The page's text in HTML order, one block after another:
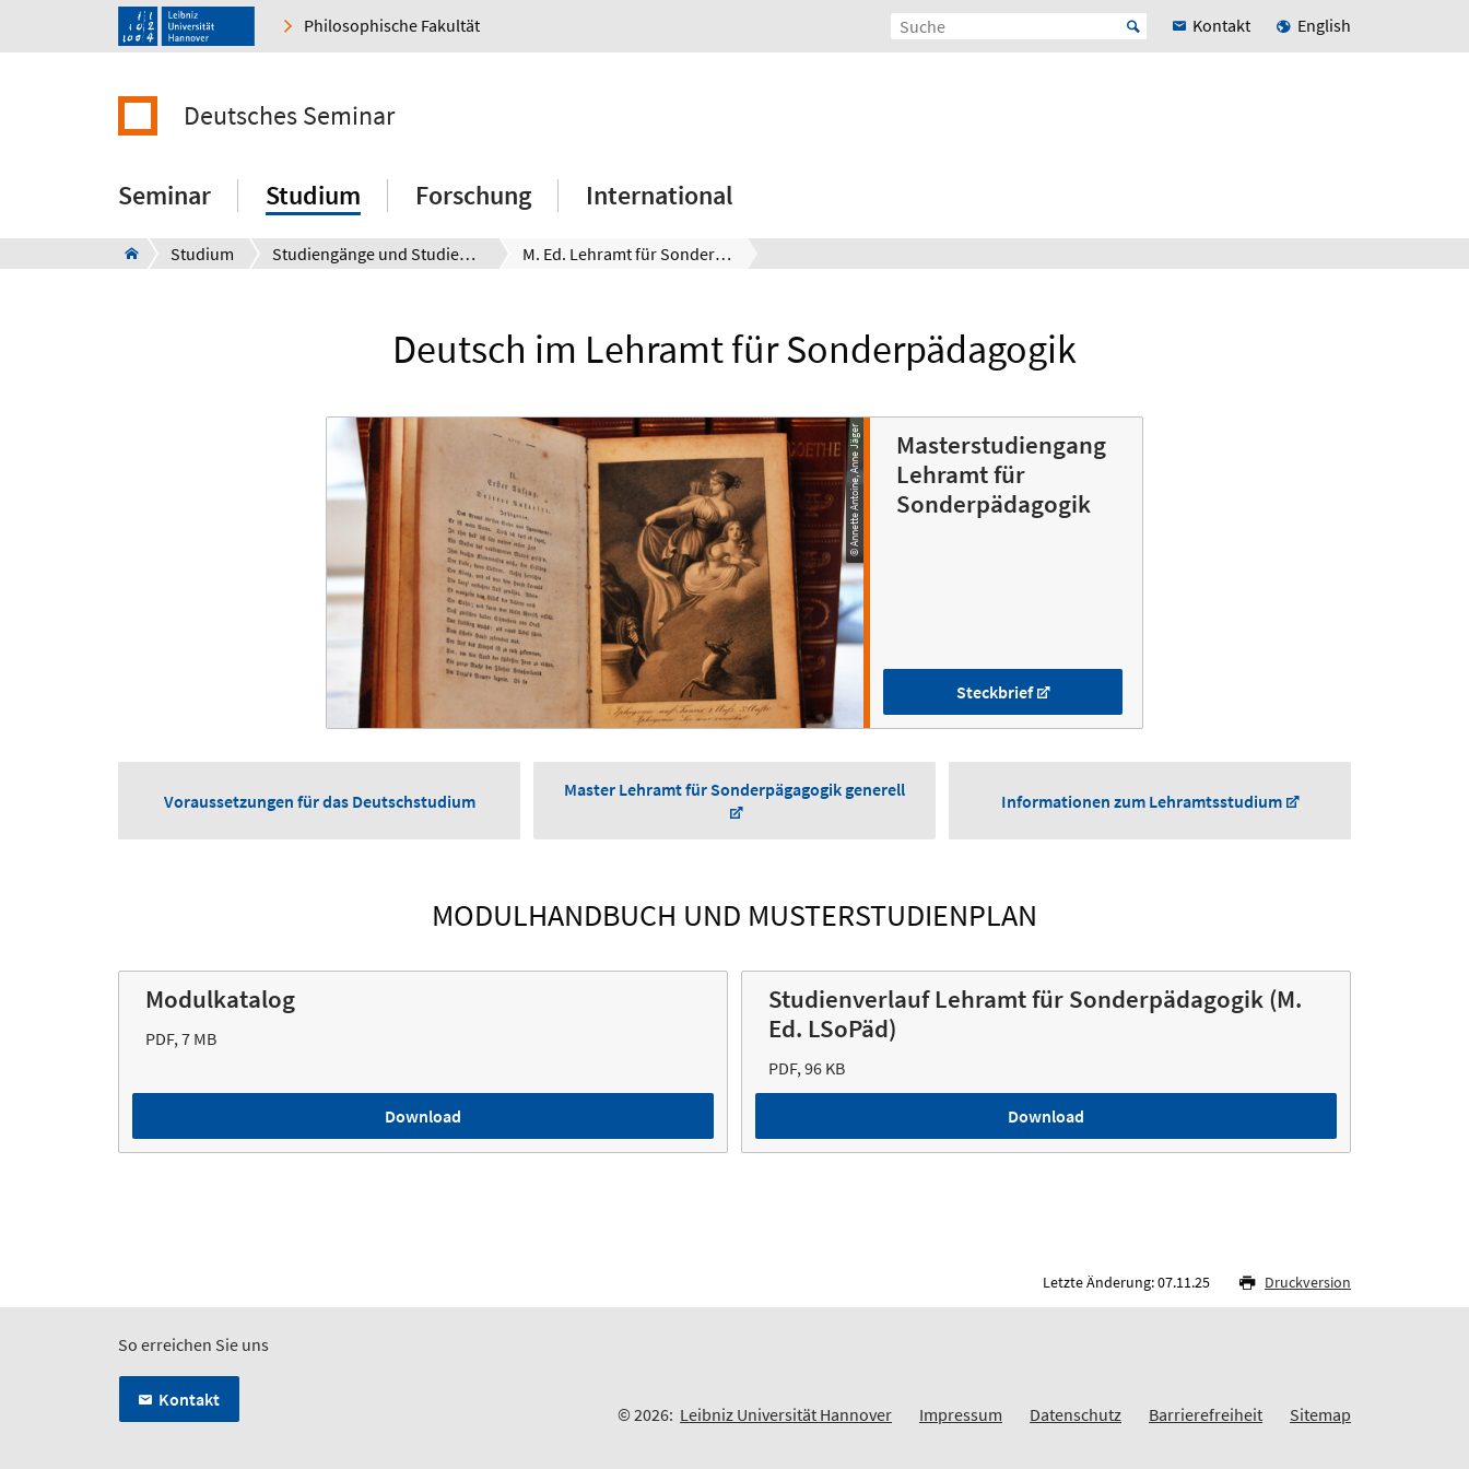
Philosophische Fakultät Kontakt English
Deutsches Seminar
Seminar Studium Forschung International
Studium Studiengänge und Studienfächer M. Ed. Lehramt für Sonderpädagogik Fach Deutsch
Deutsch im Lehramt für Sonderpädagogik
© Annette Antoine, Anne Jäger
Masterstudiengang
Lehramt für
Sonderpädagogik
Steckbrief
Voraussetzungen für das Deutschstudium
Master Lehramt für Sonderpägagogik generell
Informationen zum Lehramtsstudium
MODULHANDBUCH UND MUSTERSTUDIENPLAN
Modulkatalog
PDF, 7 MB
Download
Studienverlauf Lehramt für Sonderpädagogik (M.
Ed. LSoPäd)
PDF, 96 KB
Download
Letzte Änderung: 07.11.25 Druckversion
So erreichen Sie uns
Kontakt
© 2026: Leibniz Universität Hannover Impressum Datenschutz Barrierefreiheit Sitemap